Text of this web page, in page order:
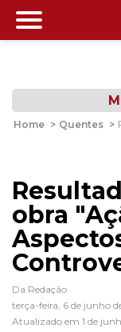
Home > Quentes >
obra
Da Redação
terça-feira, 6 de junho
Atualizado em 1 de